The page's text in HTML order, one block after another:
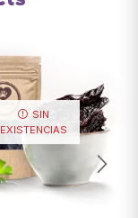
SIN
EXISTENCIAS